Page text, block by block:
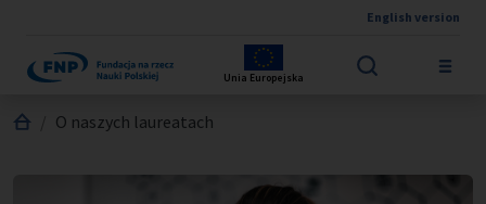
English version
Unia Europejska
Jesteś tutaj:
O naszych laureatach